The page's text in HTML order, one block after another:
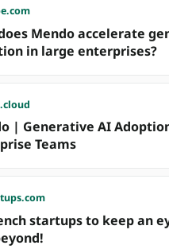
Mendo accelerate
in large enterprises?
| Generative AI
Teams
startups to keep an